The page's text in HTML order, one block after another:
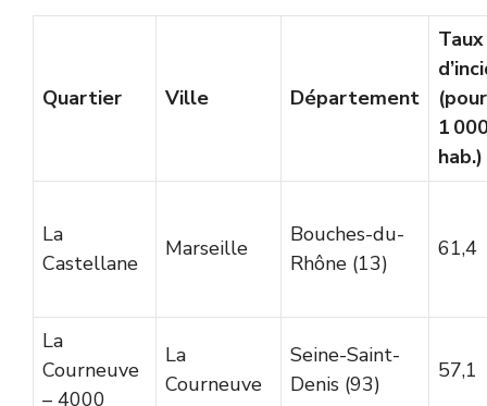
Quartier Ville Département
Taux
(pour
1
hab.)
La
Castellane
Marseille
Bouches-du-
Rhône (13)
61,4
La
Courneuve
– 4000
La
Courneuve
Seine-Saint-
Denis (93)
57,1